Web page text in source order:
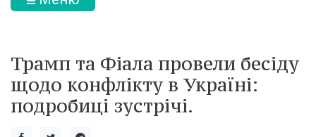
Трамп та Фіала провели бесіду
щодо конфлікту в Україні:
подробиці зустрічі.